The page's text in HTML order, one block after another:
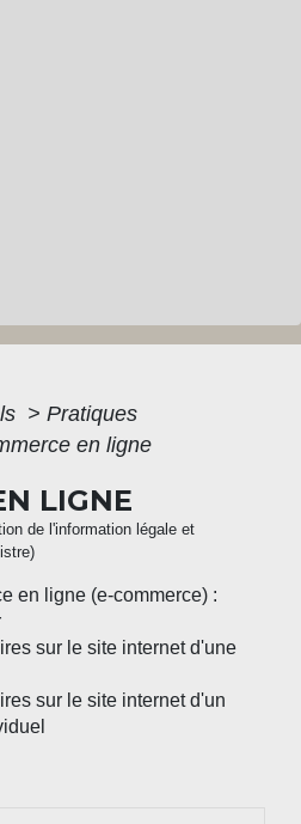
> Pratiques
en ligne
LIGNE
de l'information légale et
en ligne (e-commerce) :
sur le site internet d'une
sur le site internet d'un